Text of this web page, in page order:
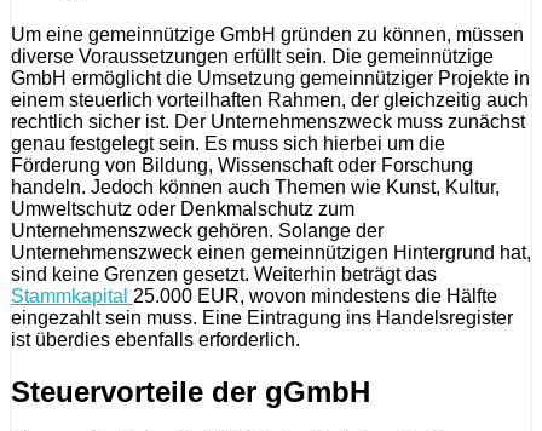
Um eine gemeinnützige GmbH gründen zu können, müssen
diverse Voraussetzungen erfüllt sein. Die gemeinnützige
GmbH ermöglicht die Umsetzung gemeinnütziger Projekte in
einem steuerlich vorteilhaften Rahmen, der gleichzeitig auch
rechtlich sicher ist. Der Unternehmenszweck muss zunächst
genau festgelegt sein. Es muss sich hierbei um die
Förderung von Bildung, Wissenschaft oder Forschung
handeln. Jedoch können auch Themen wie Kunst, Kultur,
Umweltschutz oder Denkmalschutz zum
Unternehmenszweck gehören. Solange der
Unternehmenszweck einen gemeinnützigen Hintergrund hat,
sind keine Grenzen gesetzt. Weiterhin beträgt das
Stammkapital 25.000 EUR, wovon mindestens die Hälfte
eingezahlt sein muss. Eine Eintragung ins Handelsregister
ist überdies ebenfalls erforderlich.
Steuervorteile der gGmbH